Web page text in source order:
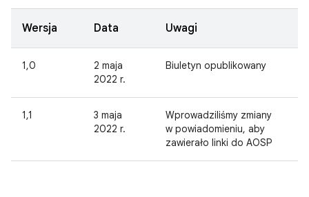
Wersja Data Uwagi
1,0
2 maja
2022 r.
Biuletyn opublikowany
1,1
3 maja
2022 r.
Wprowadziliśmy zmiany
w powiadomieniu, aby
zawierało linki do AOSP